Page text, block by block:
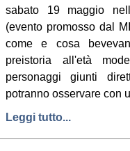
sabato 19 maggio
(evento promosso dal
come e cosa
preistoria all'età
personaggi giunti
potranno osservare con
Leggi tutto...